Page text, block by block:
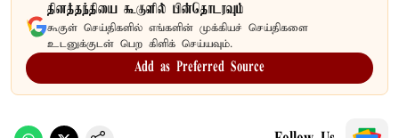
தினத்தந்தியை கூகுளில் பின்தொடரவும்
கூகுள் செய்திகளில் எங்களின் முக்கியச் செய்திகளை
உடனுக்குடன் பெற கிளிக் செய்யவும்.
Add as Preferred Source